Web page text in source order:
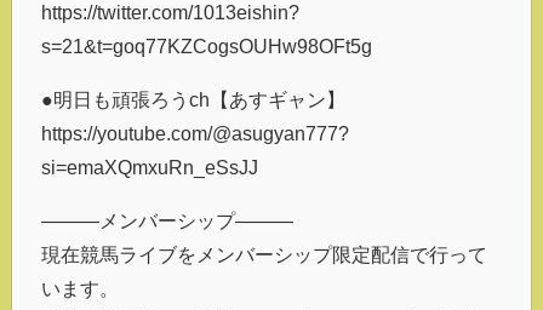
https://twitter.com/1013eishin?
s=21&t=goq77KZCogsOUHw98OFt5g
●明日も頑張ろうch【あすギャン】
https://youtube.com/@asugyan777?
si=emaXQmxuRn_eSsJJ
———メンバーシップ———
現在競馬ライブをメンバーシップ限定配信で行って
います。